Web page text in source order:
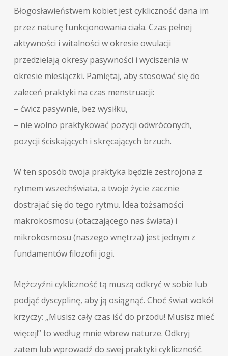
Błogosławieństwem kobiet jest cykliczność dana im
przez naturę funkcjonowania ciała. Czas pełnej
aktywności i witalności w okresie owulacji
przedzielają okresy pasywności i wyciszenia w
okresie miesiączki. Pamiętaj, aby stosować się do
zaleceń praktyki na czas menstruacji:
– ćwicz pasywnie, bez wysiłku,
– nie wolno praktykować pozycji odwróconych,
pozycji ściskających i skręcających brzuch.
W ten sposób twoja praktyka będzie zestrojona z
rytmem wszechświata, a twoje życie zacznie
dostrajać się do tego rytmu. Idea tożsamości
makrokosmosu (otaczającego nas świata) i
mikrokosmosu (naszego wnętrza) jest jednym z
fundamentów filozofii jogi.
Mężczyźni cykliczność tą muszą odkryć w sobie lub
podjąć dyscyplinę, aby ją osiągnąć. Choć świat wokół
krzyczy: „Musisz cały czas iść do przodu! Musisz mieć
więcej!” to według mnie wbrew naturze. Odkryj
zatem lub wprowadź do swej praktyki cykliczność.